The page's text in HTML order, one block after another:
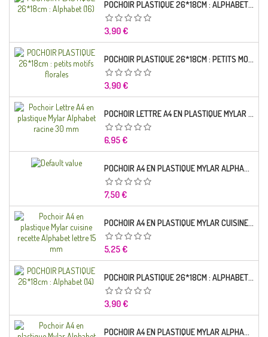
POCHOIR PLASTIQUE 26*18CM : ALPHABET (16)
Prix
3,90 €
POCHOIR PLASTIQUE 26*18CM : PETITS MOTIFS FLORALES
Prix
3,90 €
POCHOIR LETTRE A4 EN PLASTIQUE MYLAR ALPHABET RACINE 30 MM
Prix
6,95 €
POCHOIR A4 EN PLASTIQUE MYLAR ALPHABET LETTRE TYPO SEGOE 25 MM
Prix
7,50 €
POCHOIR A4 EN PLASTIQUE MYLAR CUISINE RECETTE ALPHABET LETTRE 15 MM
Prix
5,25 €
POCHOIR PLASTIQUE 26*18CM : ALPHABET (14)
Prix
3,90 €
POCHOIR A4 EN PLASTIQUE MYLAR ALPHABET LETTRE TYPO CHARLEMAGNE